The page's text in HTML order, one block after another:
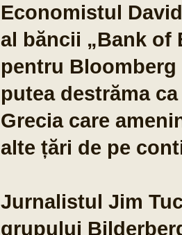
Economistul
al băncii „Bank of
pentru Bloomberg
putea destrăma
Grecia care
alte țări de pe
Jurnalistul Jim
grupului